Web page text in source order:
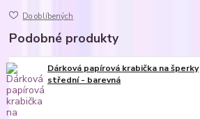
Do oblíbených
Podobné produkty
Dárková papírová krabička na šperky
střední - barevná